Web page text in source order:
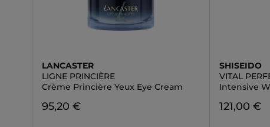
LANCASTER
LIGNE PRINCIÈRE
Crème Princière Yeux Eye Cream
95,20 €
SHISEIDO
VITAL
Intensive
121,00 €